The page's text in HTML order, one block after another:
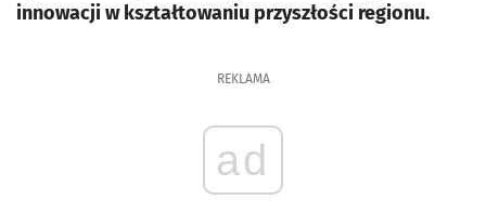
innowacji w kształtowaniu przyszłości regionu.
REKLAMA
ad